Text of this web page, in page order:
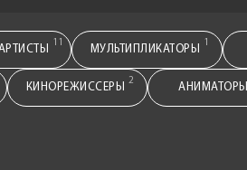
11
МУЛЬТИПЛИКАТОРЫ
1
КИНОРЕЖИССЕРЫ
2
АНИМАТОРЫ